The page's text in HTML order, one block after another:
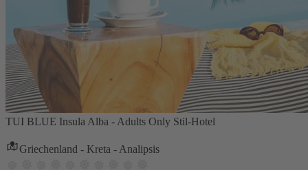
TUI BLUE Insula Alba - Adults Only Stil-Hotel
Griechenland - Kreta - Analipsis